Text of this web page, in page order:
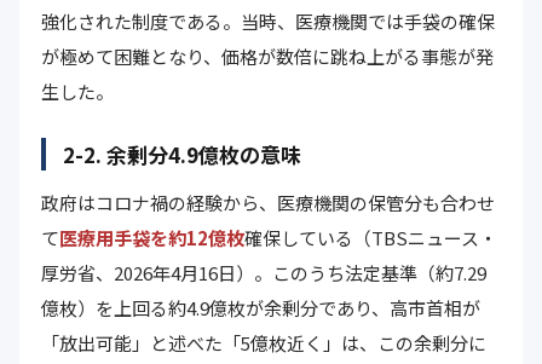
強化された制度である。当時、医療機関では手袋の確保
が極めて困難となり、価格が数倍に跳ね上がる事態が発
生した。
2-2. 余剰分4.9億枚の意味
政府はコロナ禍の経験から、医療機関の保管分も合わせ
て医療用手袋を約12億枚確保している（TBSニュース・
厚労省、2026年4月16日）。このうち法定基準（約7.29
億枚）を上回る約4.9億枚が余剰分であり、高市首相が
「放出可能」と述べた「5億枚近く」は、この余剰分に